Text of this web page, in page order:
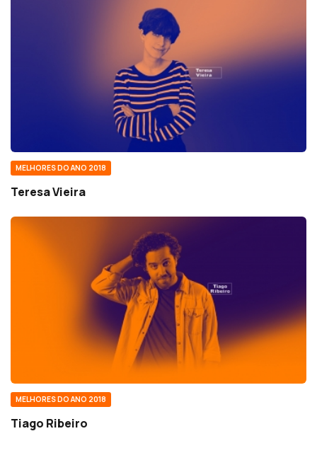
MELHORES DO ANO 2018
Teresa Vieira
MELHORES DO ANO 2018
Tiago Ribeiro